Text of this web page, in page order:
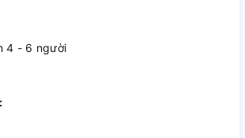
bảo an toàn tuyệt đối khi nấu ở nhiệt
hương vị tự nhiên, thơm ngon của từng
còn giúp nồi bền bỉ theo thời gian, dễ
chế bám dính thực phẩm, mang lại trải
lợi và an toàn cho cả gia đình.
4 - 6 người